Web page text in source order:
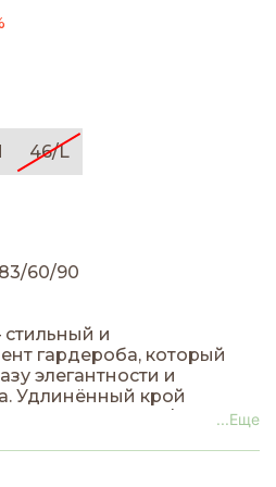
46/L
60/90
и
гардероба, который
элегантности и
Удлинённый крой
силуэт и делает фигуру
дизайне с
и прямой линией
...Еще